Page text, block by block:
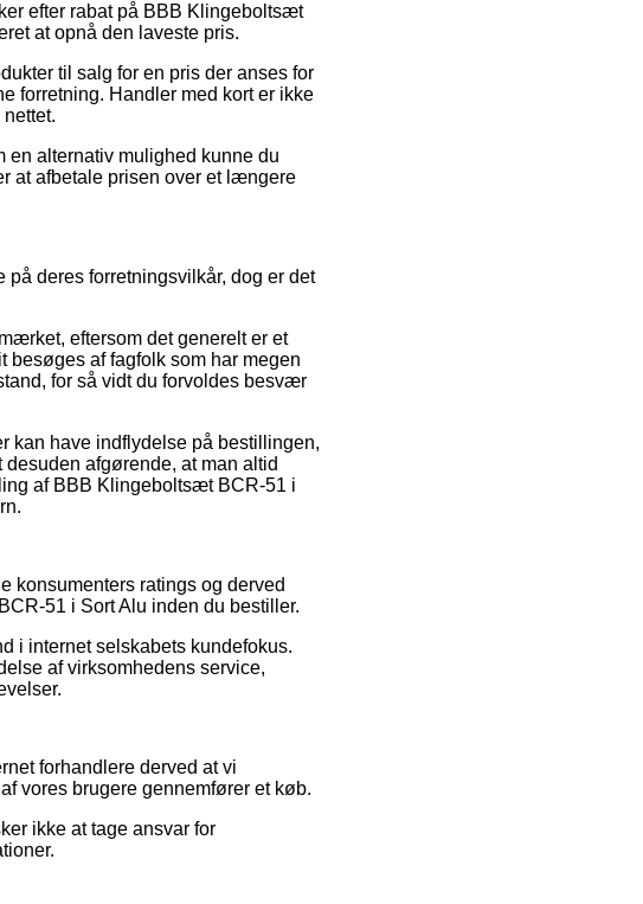
efter rabat på BBB Klingeboltsæt
at opnå den laveste pris.
til salg for en pris der anses for
forretning. Handler med kort er ikke
en alternativ mulighed kunne du
at afbetale prisen over et længere
på deres forretningsvilkår, dog er det
eftersom det generelt er et
af fagfolk som har megen
for så vidt du forvoldes besvær
kan have indflydelse på bestillingen,
afgørende, at man altid
af BBB Klingeboltsæt BCR-51 i
konsumenters ratings og derved
51 i Sort Alu inden du bestiller.
i internet selskabets kundefokus.
af virksomhedens service,
forhandlere derved at vi
vores brugere gennemfører et køb.
ikke at tage ansvar for